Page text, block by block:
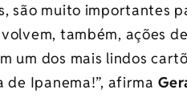
são muito importantes
também, ações
um dos mais lindos
de Ipanema!”, afirma